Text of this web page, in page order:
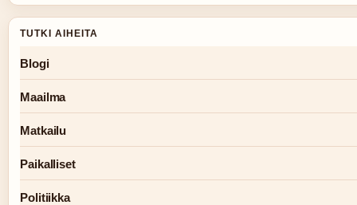
TUTKI AIHEITA
Blogi
Maailma
Matkailu
Paikalliset
Politiikka